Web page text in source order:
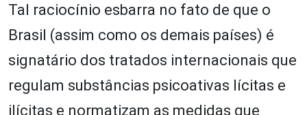
Tal raciocínio esbarra no fato de que o
Brasil (assim como os demais países) é
signatário dos tratados internacionais que
regulam substâncias psicoativas lícitas e
ilícitas e normatizam as medidas que